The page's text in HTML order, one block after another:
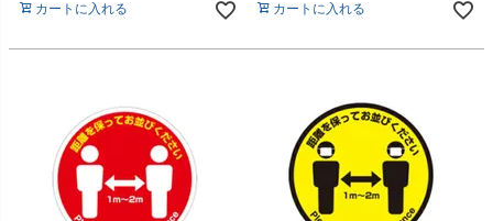
カートに入れる カートに入れる